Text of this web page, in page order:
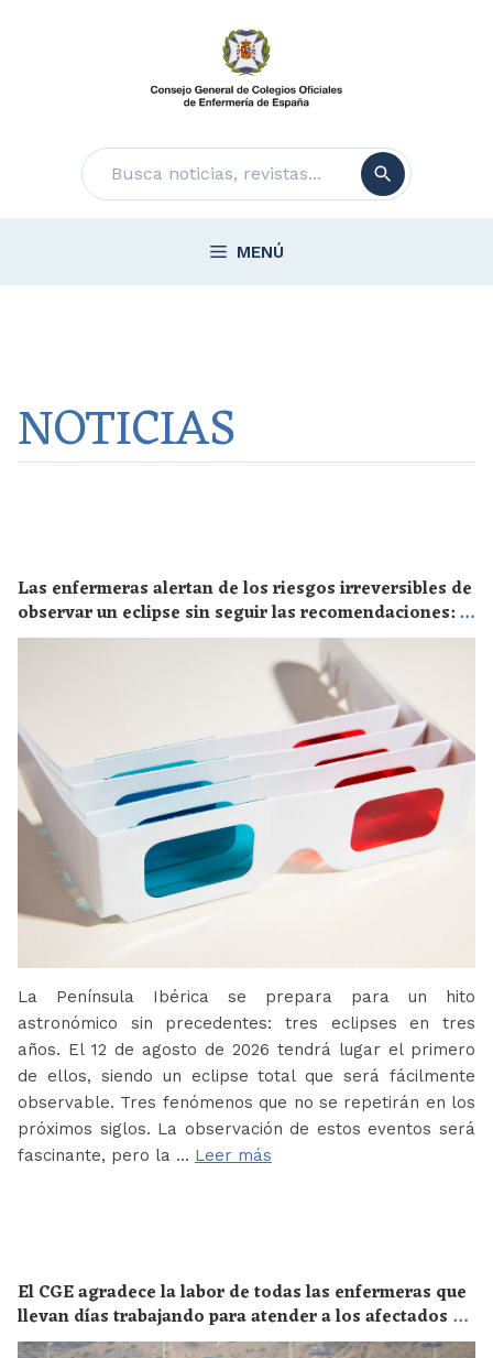
Buscar
MENÚ
NOTICIAS
Las enfermeras alertan de los riesgos irreversibles de
observar un eclipse sin seguir las recomendaciones: la
retinopatía solar es el mayor de los peligros
La Península Ibérica se prepara para un hito
astronómico sin precedentes: tres eclipses en tres
años. El 12 de agosto de 2026 tendrá lugar el primero
de ellos, siendo un eclipse total que será fácilmente
observable. Tres fenómenos que no se repetirán en los
próximos siglos. La observación de estos eventos será
fascinante, pero la … Leer más
El CGE agradece la labor de todas las enfermeras que
llevan días trabajando para atender a los afectados de
la crisis migratoria de Ceuta